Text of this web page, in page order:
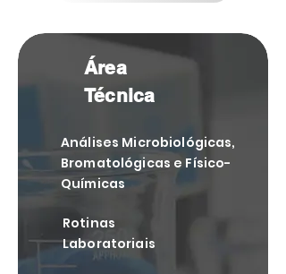
Área
Técnica
Rotinas
Laboratoriais
Análises Microbiológicas,
Bromatológicas e Físico-
Químicas